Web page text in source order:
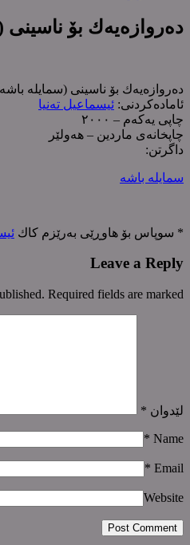
دەروازەیەك بۆ
دەروازەیەك بۆ ناسینی (سمایلە
ئامادەکردنی: ئیسماعیل تەنیا
چاپی یەکەم – ٢٠٠٠
چاپخانەی ماردین – هەولێر
داگرتن:
سمایلە باشە
* سوپاس بۆ هاوڕێی بەرێزم کاك
Leave a Reply
Required fields are marked
لێدوان *
Name
*
Email
*
Website